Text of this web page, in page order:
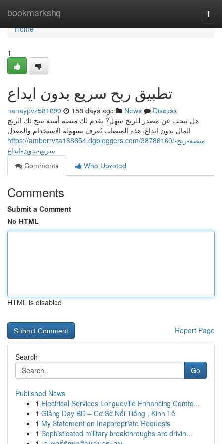
bookmarkshq
Home
Home
1
تطبيق ربح سريع بدون ايداع
nanaypvz581099 158 days ago News
Discuss
هل تبحث عن مصدر للربح سهل? يقدم لك منصة أمنية تتيح لك الربح
المال بدون ايداع. هذه المنصات تُعرف بسهولة الاستخدام والمعدل
https://amberrvza188654.dgbloggers.com/38786160/منصة-ربح-
سريع-بدون-ايداع
Comments
Who Upvoted
Comments
Submit a Comment
No HTML
HTML is disabled
Report Page
Search
Go
Published News
1 Electrical Services Longueville Enhancing Comfo...
1 Giảng Dạy BD – Cơ Sở Nổi Tiếng , Kinh Tế
1 My Statement on Inappropriate Requests
1 Sophisticated military breakthroughs are drivin...